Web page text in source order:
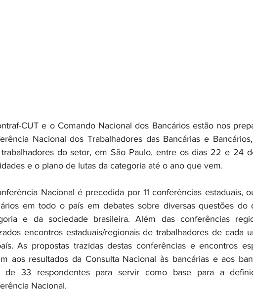
CUT e o Comando Nacional dos Bancários estão nos
Nacional dos Trabalhadores das Bancárias e
do setor, em São Paulo, entre os dias 22 e 24
e o plano de lutas da categoria até o ano que vem.
Nacional é precedida por 11 conferências estaduais,
em todo o país em debates sobre diversas questões
e da sociedade brasileira. Além das conferências
encontros estaduais/regionais de trabalhadores de cada
As propostas trazidas destas conferências e encontros
aos resultados da Consulta Nacional às bancárias e aos
de 33 respondentes para servir como base para a
Nacional.